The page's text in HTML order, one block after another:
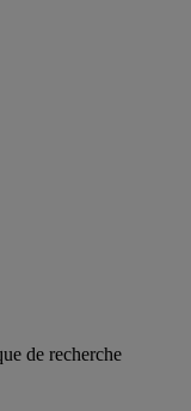
de recherche